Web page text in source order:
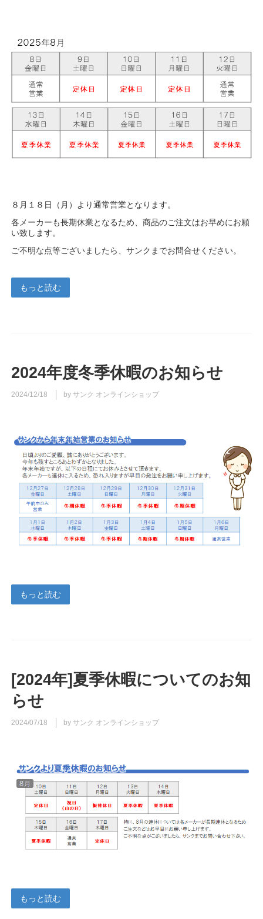
８月１８日（月）より通常営業となります。
各メーカーも長期休業となるため、商品のご注文はお早めにお願
い致します。
ご不明な点等ございましたら、サンクまでお問合せください。
もっと読む
2024年度冬季休暇のお知らせ
2024/12/18 by サンク オンラインショップ
もっと読む
[2024年]夏季休暇についてのお知
らせ
2024/07/18 by サンク オンラインショップ
もっと読む